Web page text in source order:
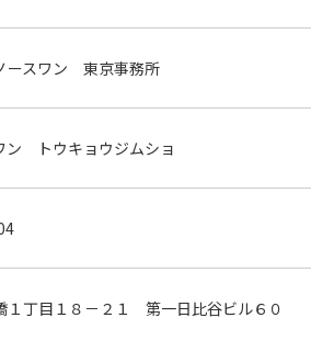
ースワン 東京事務所
ン トウキョウジムショ
１丁目１８－２１ 第一日比谷ビル６０